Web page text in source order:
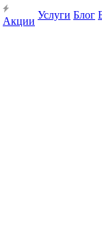
Акции
Услуги Блог